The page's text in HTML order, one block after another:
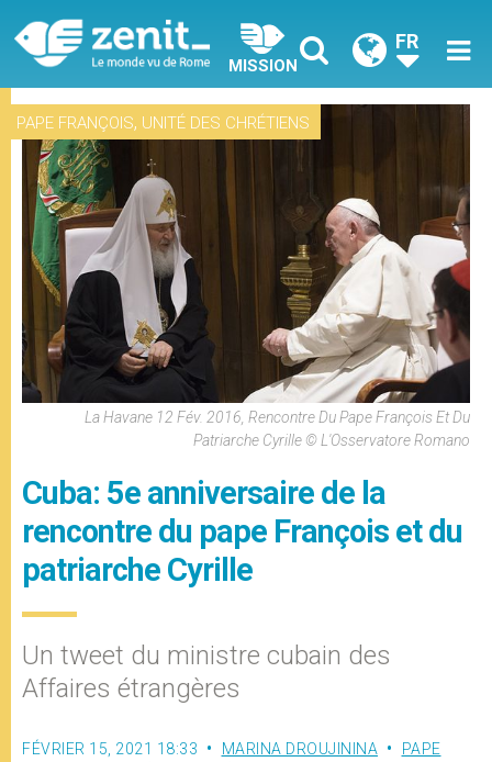
MISSION
FR
PAPE FRANÇOIS, UNITÉ DES CHRÉTIENS
La Havane 12 Fév. 2016, Rencontre Du Pape François Et Du
Patriarche Cyrille © L'Osservatore Romano
Cuba: 5e anniversaire de la
rencontre du pape François et du
patriarche Cyrille
Un tweet du ministre cubain des
Affaires étrangères
FÉVRIER 15, 2021 18:33 MARINA DROUJININA
PAPE